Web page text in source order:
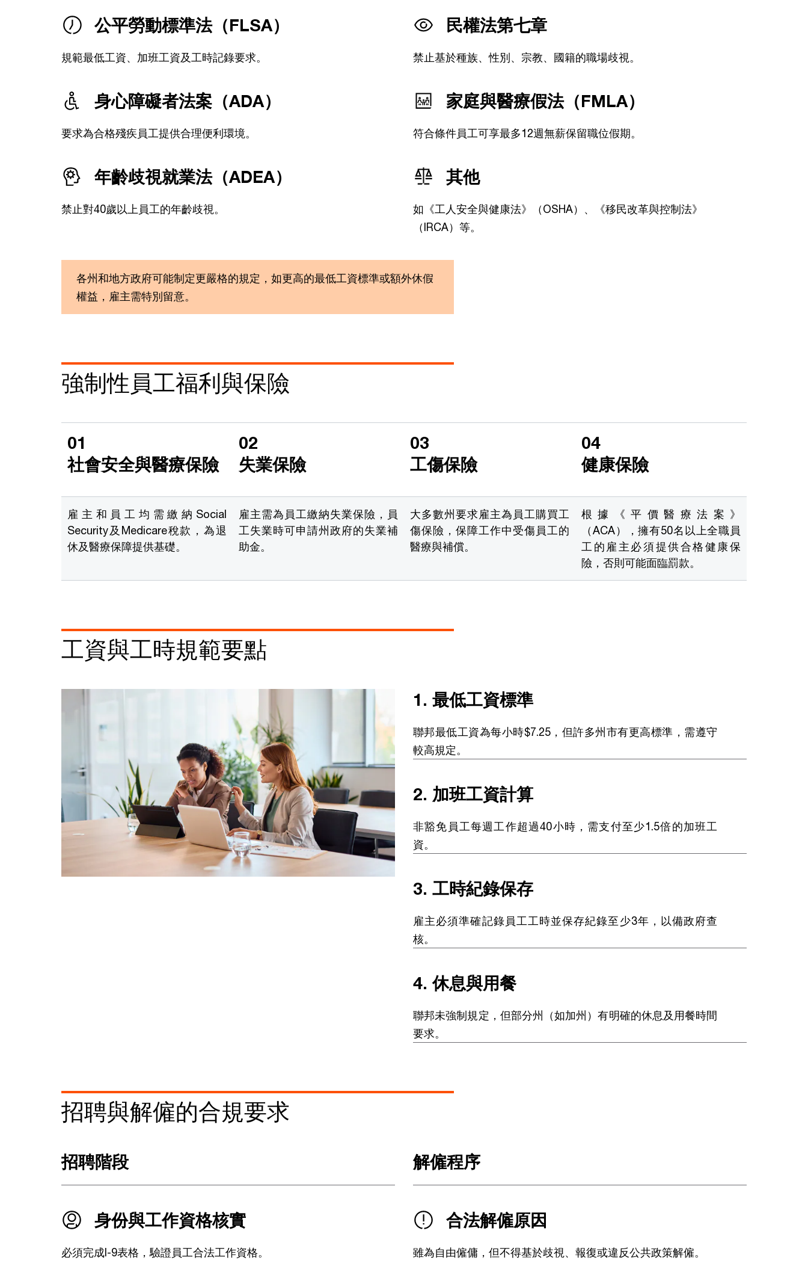
公平勞動標準法（FLSA）
規範最低工資、加班工資及工時記錄要求。
身心障礙者法案（ADA）
要求為合格殘疾員工提供合理便利環境。
年齡歧視就業法（ADEA）
禁止對40歲以上員工的年齡歧視。
民權法第七章
禁止基於種族、性別、宗教、國籍的職場歧視。
家庭與醫療假法（FMLA）
符合條件員工可享最多12週無薪保留職位假期。
其他
如《工人安全與健康法》（OSHA）、《移民改革與控制法》
（IRCA）等。
各州和地方政府可能制定更嚴格的規定，如更高的最低工資標準或額外休假
權益，雇主需特別留意。
強制性員工福利與保險
01
社會安全與醫療保險
02
失業保險
03
工傷保險
04
健康保險
雇主和員工均需繳納Social
Security及Medicare稅款，為退
休及醫療保障提供基礎。
雇主需為員工繳納失業保險，員
工失業時可申請州政府的失業補
助金。
大多數州要求雇主為員工購買工
傷保險，保障工作中受傷員工的
醫療與補償。
根據《平價醫療法案》
（ACA），擁有50名以上全職員
工的雇主必須提供合格健康保
險，否則可能面臨罰款。
工資與工時規範要點
1. 最低工資標準
聯邦最低工資為每小時$7.25，但許多州市有更高標準，需遵守
較高規定。
2. 加班工資計算
非豁免員工每週工作超過40小時，需支付至少1.5倍的加班工
資。
3. 工時紀錄保存
雇主必須準確記錄員工工時並保存紀錄至少3年，以備政府查
核。
4. 休息與用餐
聯邦未強制規定，但部分州（如加州）有明確的休息及用餐時間
要求。
招聘與解僱的合規要求
招聘階段
身份與工作資格核實
必須完成I-9表格，驗證員工合法工作資格。
解僱程序
合法解僱原因
雖為自由僱傭，但不得基於歧視、報復或違反公共政策解僱。